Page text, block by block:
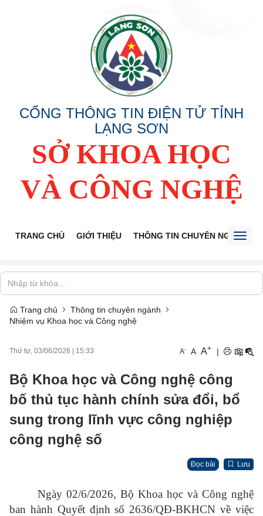
CỔNG THÔNG TIN ĐIỆN TỬ TỈNH
LẠNG SƠN
SỞ KHOA HỌC
VÀ CÔNG NGHỆ
TRANG CHỦ GIỚI THIỆU THÔNG TIN CHUYÊN NGÀNH
Trang chủ
Thông tin chuyên ngành
Nhiệm vụ Khoa học và Công nghệ
Thứ tư, 03/06/2026 15:33 A- A A+ |
Bộ Khoa học và Công nghệ công
bố thủ tục hành chính sửa đổi, bổ
sung trong lĩnh vực công nghiệp
công nghệ số
Đọc bài Lưu
Ngày 02/6/2026, Bộ Khoa học và Công nghệ
ban hành Quyết định số 2636/QĐ-BKHCN về việc